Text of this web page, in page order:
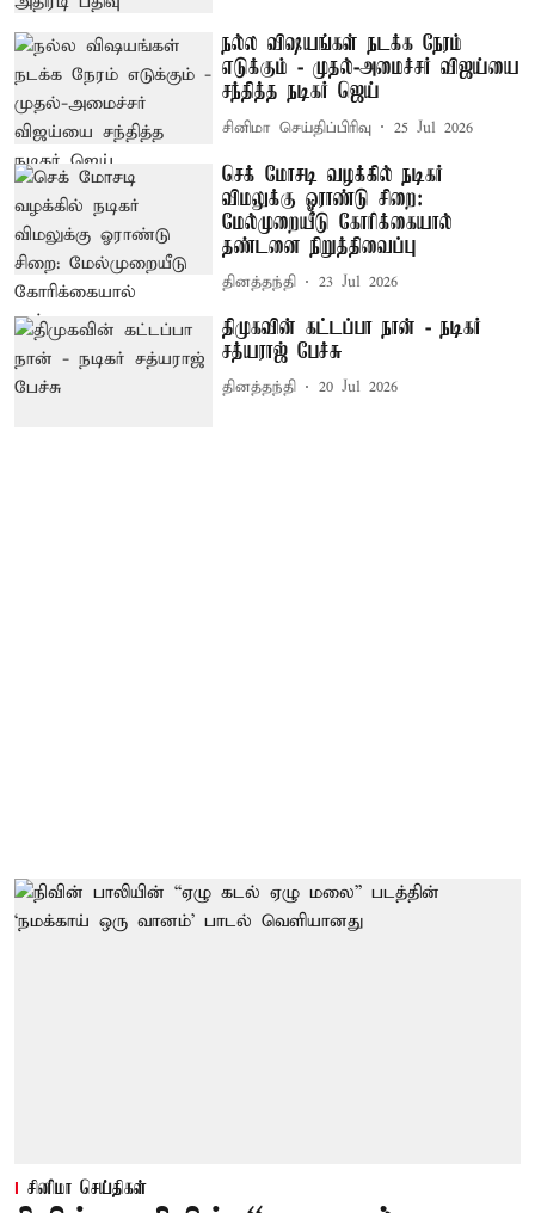
நல்ல விஷயங்கள் நடக்க நேரம்
எடுக்கும் - முதல்-அமைச்சர் விஜய்யை
சந்தித்த நடிகர் ஜெய்
சினிமா செய்திப்பிரிவு 25 Jul 2026
செக் மோசடி வழக்கில் நடிகர்
விமலுக்கு ஓராண்டு சிறை:
மேல்முறையீடு கோரிக்கையால்
தண்டனை நிறுத்திவைப்பு
தினத்தந்தி 23 Jul 2026
திமுகவின் கட்டப்பா நான் - நடிகர்
சத்யராஜ் பேச்சு
தினத்தந்தி 20 Jul 2026
சினிமா செய்திகள்